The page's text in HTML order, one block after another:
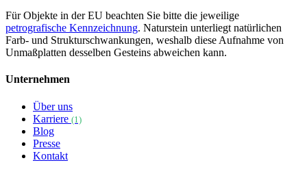
Für Objekte in der EU beachten Sie bitte die jeweilige
petrografische Kennzeichnung. Naturstein unterliegt natürlichen
Farb- und Strukturschwankungen, weshalb diese Aufnahme von
Unmaßplatten desselben Gesteins abweichen kann.
Unternehmen
Über uns
Karriere (1)
Blog
Presse
Kontakt